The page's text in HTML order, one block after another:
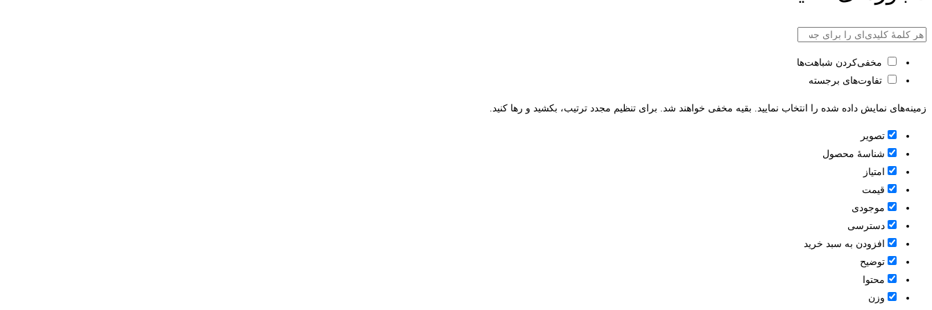
مخفی‌کردن شباهت‌ها
تفاوت‌های برجسته
زمینه‌های نمایش داده شده را انتخاب نمایید. بقیه مخفی خواهند شد. برای تنظیم مجدد ترتیب، بکشید و رها کنید.
تصویر
شناسۀ محصول
امتیاز
قيمت
موجودی
دسترسی
افزودن به سبد خرید
توضیح
محتوا
وزن